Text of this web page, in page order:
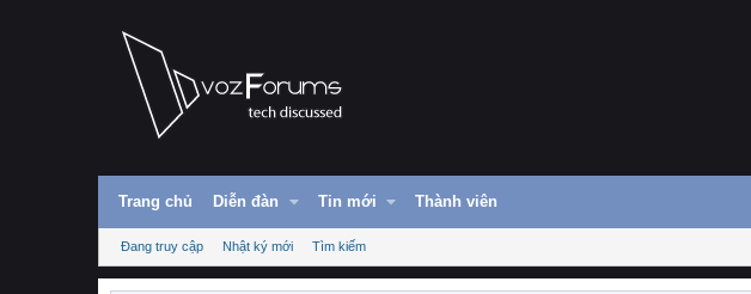
Trang chủ Diễn đàn Tin mới Thành viên
Đang truy cập Nhật ký mới Tìm kiếm